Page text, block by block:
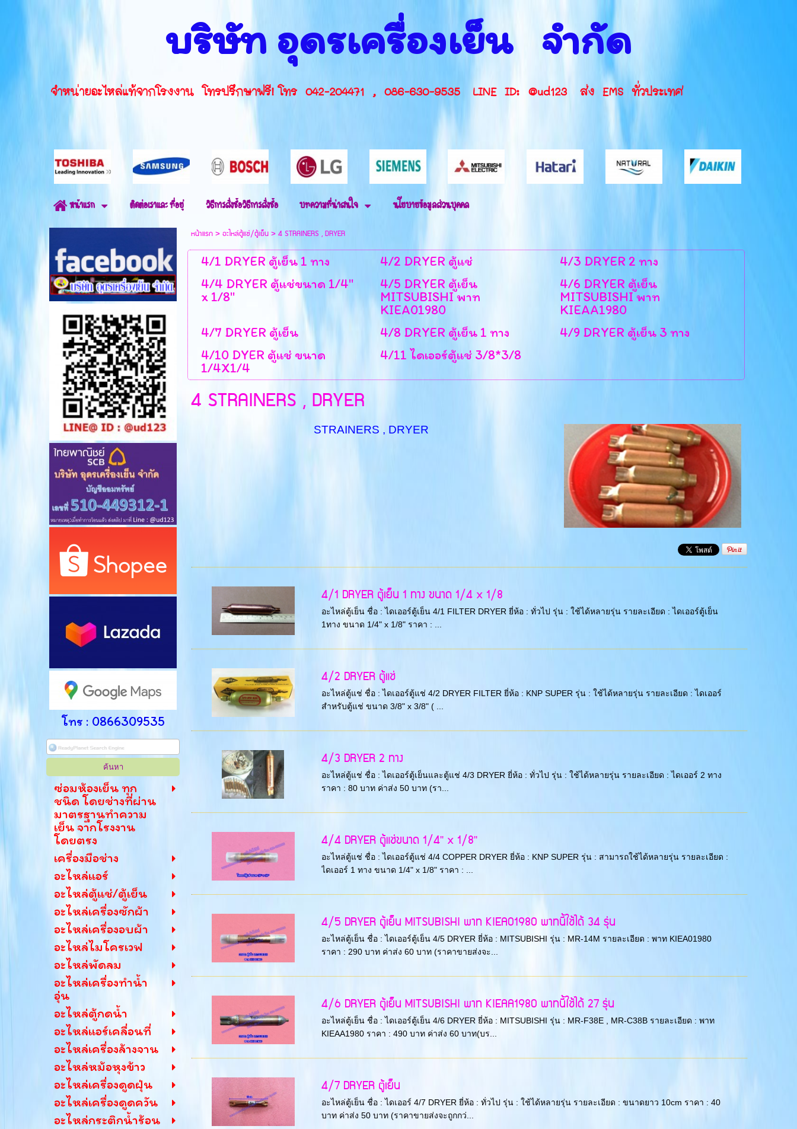
บริษัท อุดรเครื่องเย็น จำกัด
จำหน่ายอะไหล่แท้จากโรงงาน โทรปรึกษาฟรี! โทร 042-204471 , 086-630-9535 LINE ID: @ud123 ส่ง EMS ทั่วประเทศ
หน้าแรก ติดต่อเราและ ที่อยู่ วิธีการสั่งซื้อวิธีการสั่งซื้อ บทความที่น่าสนใจ นโยบายข้อมูลส่วนบุคคล
โทร : 0866309535
ซ่อมห้องเย็น ทุก
ชนิด โดยช่างที่ผ่าน
มาตรฐานทำความ
เย็น จากโรงงาน
โดยตรง
เครื่องมือช่าง
อะไหล่แอร์
อะไหล่ตู้แช่/ตู้เย็น
อะไหล่เครื่องซักผ้า
อะไหล่เครื่องอบผ้า
อะไหล่ไมโครเวฟ
อะไหล่พัดลม
อะไหล่เครื่องทำน้ำ
อุ่น
อะไหล่ตู้กดน้ำ
อะไหล่แอร์เคลื่อนที่
อะไหล่เครื่องล้างจาน
อะไหล่หม้อหุงข้าว
อะไหล่เครื่องดูดฝุ่น
อะไหล่เครื่องดูดควัน
อะไหล่กระติกน้ำร้อน
หน้าแรก>อะไหล่ตู้แช่/ตู้เย็น>4 STRAINERS , DRYER
4/1 DRYER ตู้เย็น 1 ทาง 4/2 DRYER ตู้แช่
4/3 DRYER 2 ทาง
4/4 DRYER ตู้แช่ขนาด 1/4''
x 1/8''
4/5 DRYER ตู้เย็น
MITSUBISHI พาท
KIEA01980
4/6 DRYER ตู้เย็น
MITSUBISHI พาท
KIEAA1980
4/7 DRYER ตู้เย็น
4/8 DRYER ตู้เย็น 1 ทาง
4/9 DRYER ตู้เย็น 3 ทาง
4/10 DYER ตู้แช่ ขนาด
1/4X1/4
4/11 ไดเออร์ตู้แช่ 3/8*3/8
4 STRAINERS , DRYER
STRAINERS , DRYER
4/1 DRYER ตู้เย็น 1 ทาง ขนาด 1/4 x 1/8
อะไหล่ตู้เย็น ชื่อ : ไดเออร์ตู้เย็น 4/1 FILTER DRYER ยี่ห้อ : ทั่วไป รุ่น : ใช้ได้หลายรุ่น รายละเอียด : ไดเออร์ตู้เย็น
1ทาง ขนาด 1/4" x 1/8" ราคา : ...
4/2 DRYER ตู้แช่
อะไหล่ตู้แช่ ชื่อ : ไดเออร์ตู้แช่ 4/2 DRYER FILTER ยี่ห้อ : KNP SUPER รุ่น : ใช้ได้หลายรุ่น รายละเอียด : ไดเออร์
สำหรับตู้แช่ ขนาด 3/8" x 3/8" ( ...
4/3 DRYER 2 ทาง
อะไหล่ตู้แช่ ชื่อ : ไดเออร์ตู้เย็นและตู้แช่ 4/3 DRYER ยี่ห้อ : ทั่วไป รุ่น : ใช้ได้หลายรุ่น รายละเอียด : ไดเออร์ 2 ทาง
ราคา : 80 บาท ค่าส่ง 50 บาท (รา...
4/4 DRYER ตู้แช่ขนาด 1/4'' x 1/8''
อะไหล่ตู้แช่ ชื่อ : ไดเออร์ตู้แช่ 4/4 COPPER DRYER ยี่ห้อ : KNP SUPER รุ่น : สามารถใช้ได้หลายรุ่น รายละเอียด :
ไดเออร์ 1 ทาง ขนาด 1/4" x 1/8" ราคา : ...
4/5 DRYER ตู้เย็น MITSUBISHI พาท KIEA01980 พาทนี้ใช้ได้ 34 รุ่น
อะไหล่ตู้เย็น ชื่อ : ไดเออร์ตู้เย็น 4/5 DRYER ยี่ห้อ : MITSUBISHI รุ่น : MR-14M รายละเอียด : พาท KIEA01980
ราคา : 290 บาท ค่าส่ง 60 บาท (ราคาขายส่งจะ...
4/6 DRYER ตู้เย็น MITSUBISHI พาท KIEAA1980 พาทนี้ใช้ได้ 27 รุ่น
อะไหล่ตู้เย็น ชื่อ : ไดเออร์ตู้เย็น 4/6 DRYER ยี่ห้อ : MITSUBISHI รุ่น : MR-F38E , MR-C38B รายละเอียด : พาท
KIEAA1980 ราคา : 490 บาท ค่าส่ง 60 บาท(บร...
4/7 DRYER ตู้เย็น
อะไหล่ตู้เย็น ชื่อ : ไดเออร์ 4/7 DRYER ยี่ห้อ : ทั่วไป รุ่น : ใช้ได้หลายรุ่น รายละเอียด : ขนาดยาว 10cm ราคา : 40
บาท ค่าส่ง 50 บาท (ราคาขายส่งจะถูกกว่...